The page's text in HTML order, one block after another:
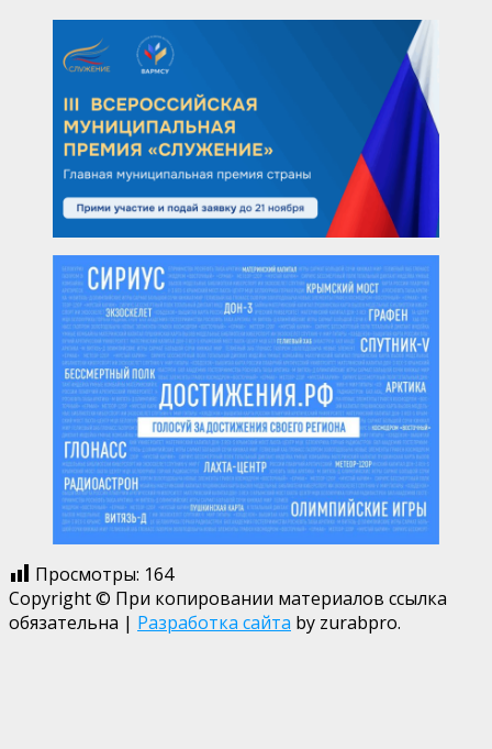
Просмотры: 164
Copyright © При копировании материалов ссылка
обязательна | Разработка сайта by zurabpro.